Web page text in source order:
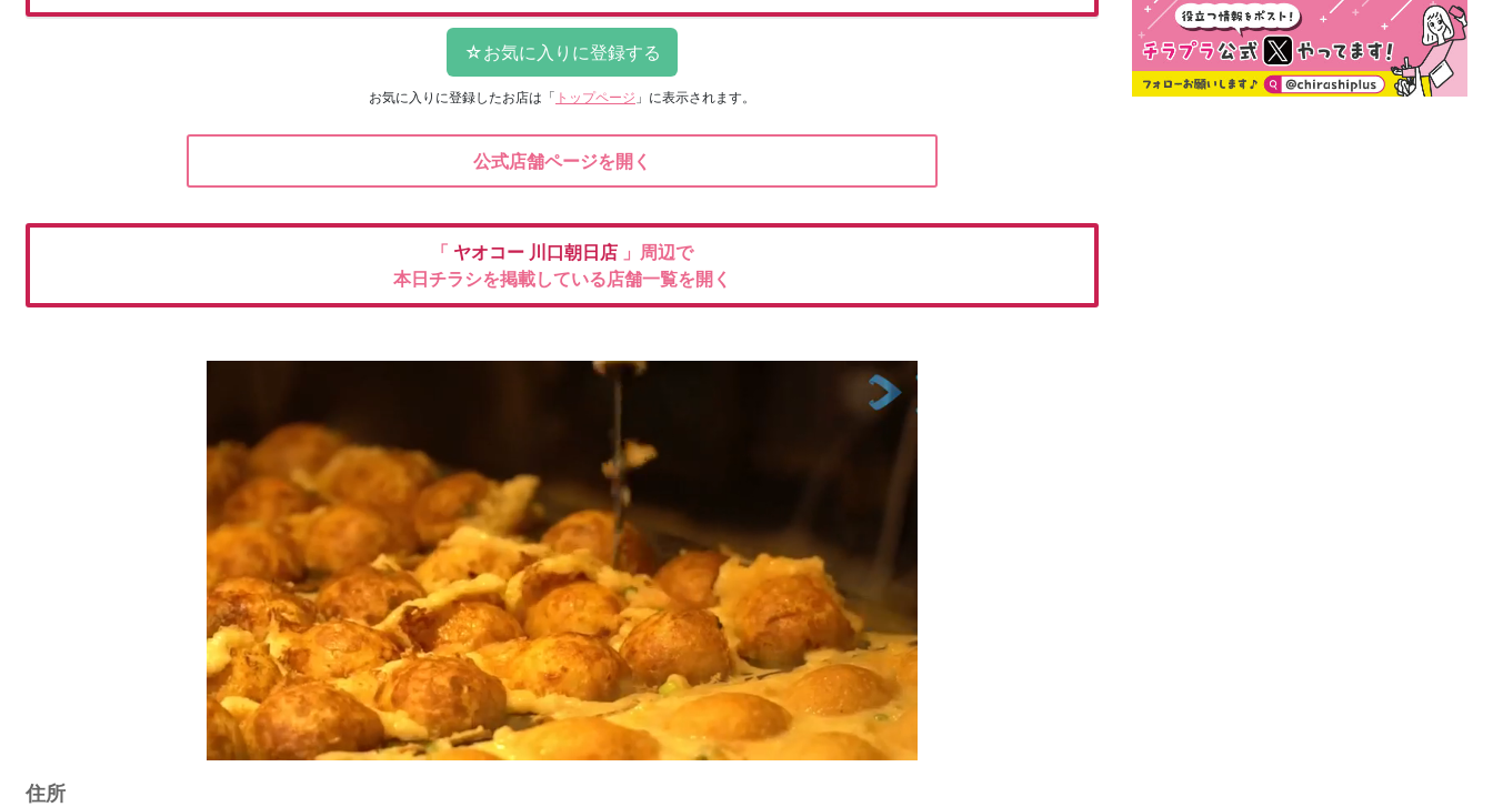
お気に入りに登録したお店は 「 トップページ 」に表示されます。
公式店舗ページを開く
「 ヤオコー 川口朝日店 」周辺で
本日チラシを掲載している店舗一覧を開く
住所